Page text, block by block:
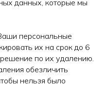
данных, которые мы
персональные
их на срок до 6
решение по их удалению.
обезличить
нельзя было